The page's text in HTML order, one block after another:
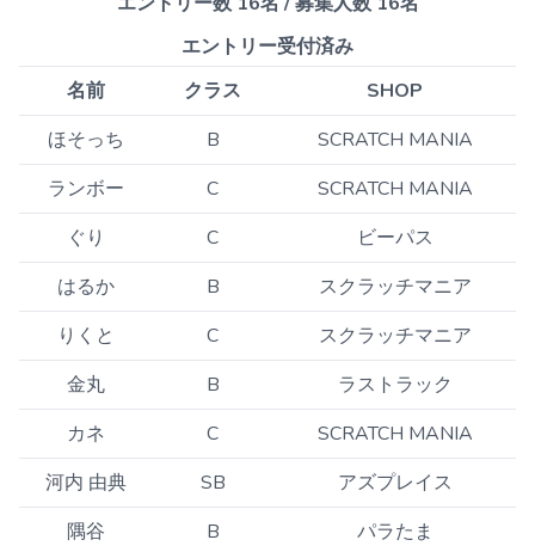
エントリー受付済み
名前
クラス
SHOP
ほそっち
B
SCRATCH MANIA
ランボー
C
SCRATCH MANIA
ぐり
C
ビーパス
はるか
B
スクラッチマニア
りくと
C
スクラッチマニア
金丸
B
ラストラック
カネ
C
SCRATCH MANIA
河内 由典
SB
アズプレイス
隅谷
B
パラたま